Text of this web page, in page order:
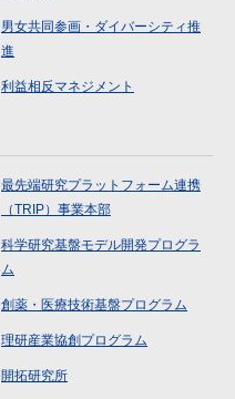
男女共同参画・ダイバーシティ推
進
利益相反マネジメント
最先端研究プラットフォーム連携
（TRIP）事業本部
科学研究基盤モデル開発プログラ
ム
創薬・医療技術基盤プログラム
理研産業協創プログラム
開拓研究所